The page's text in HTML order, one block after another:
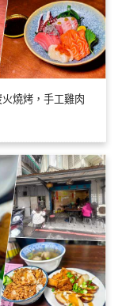
燒烤，手工雞肉